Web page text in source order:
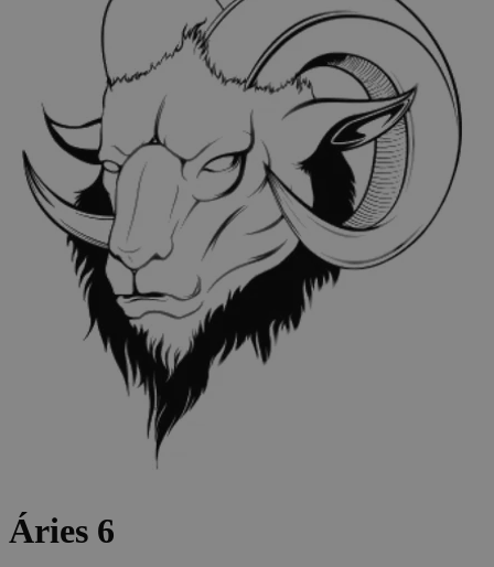
Áries 6